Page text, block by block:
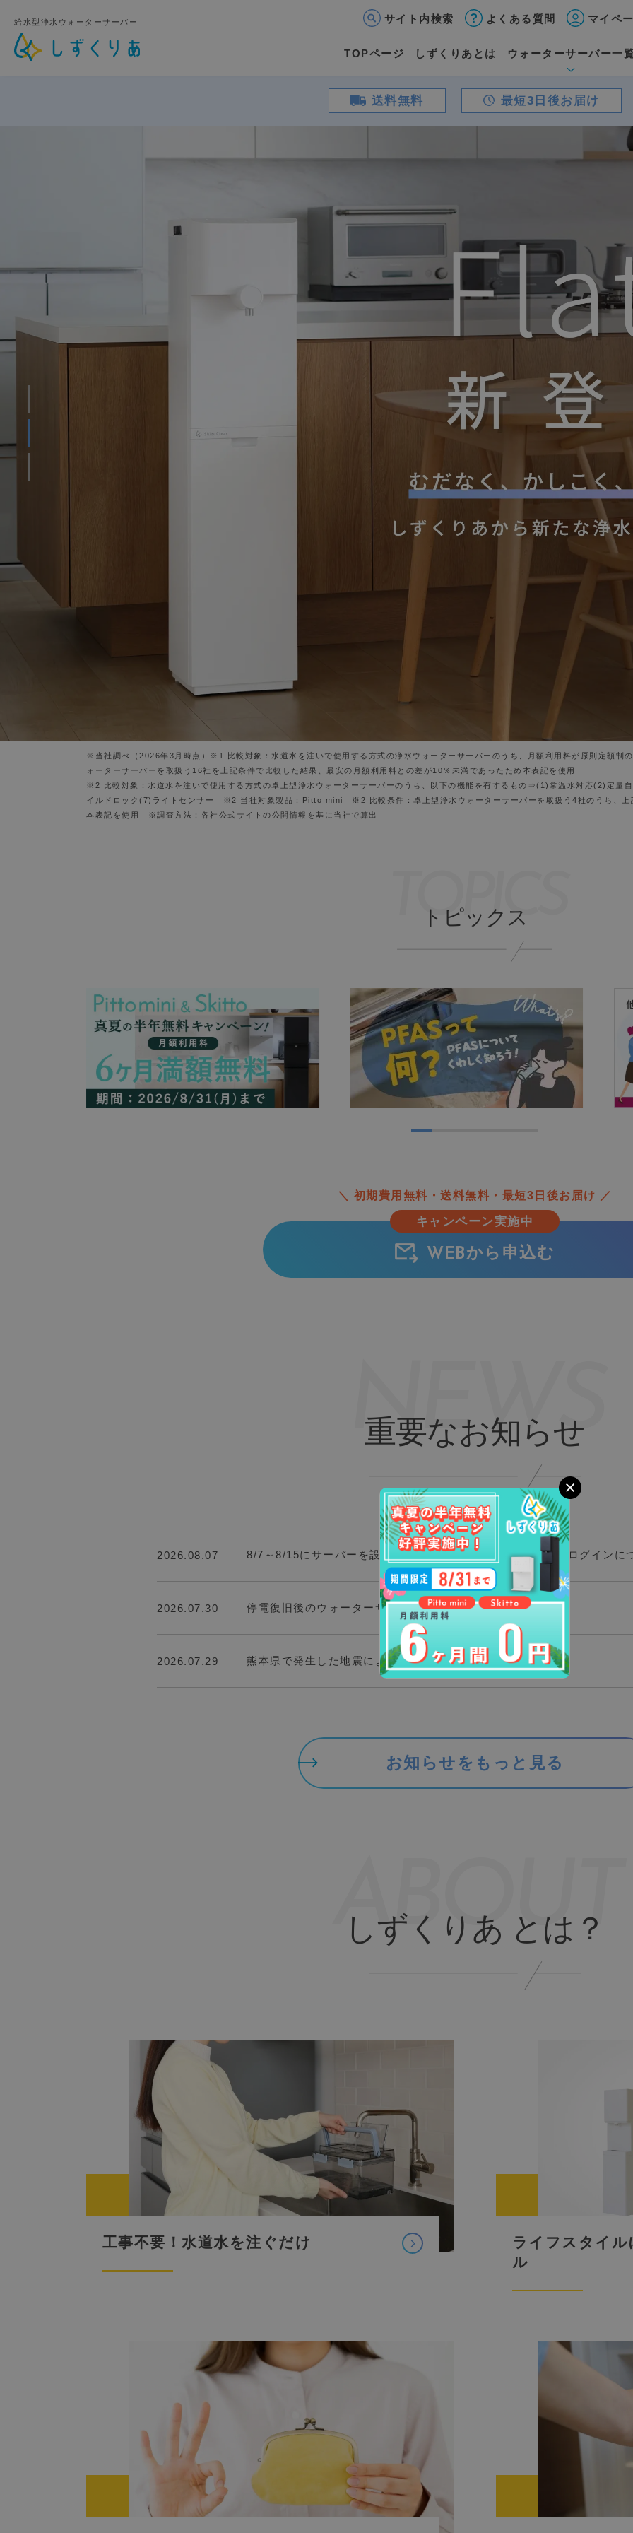
給水型浄水ウォーターサーバー サイト内検索 よくある質問 マイペ
TOPページ しずくりあとは ウォーターサーバー一
送料無料 最短3日後お届け
※当社調べ（2026年3月時点）※1 比較対象：水道水を注いで使用する方式の浄水ウォーターサーバーのうち、月額利用料が原則定
ォーターサーバーを取扱う16社を上記条件で比較した結果、最安の月額利用料との差が10％未満であったため本表記を使用
※2 比較対象：水道水を注いで使用する方式の卓上型浄水ウォーターサーバーのうち、以下の機能を有するもの⇒(1)常温水対応(2)定量
イルドロック(7)ライトセンサー ※2 当社対象製品：Pitto mini ※2 比較条件：卓上型浄水ウォーターサーバーを取扱う4社のうち、上
本表記を使用 ※調査方法：各社公式サイトの公開情報を基に当社で算出
TOPICS
トピックス
＼ 初期費用無料・送料無料・最短3日後お届け ／
WEBから申込む
キャンペーン実施中
NEWS
重要なお知らせ
2026.08.07 8/7～8/15にサーバーを設置いただいたお客さまのマイページログインに
2026.07.30 停電復旧後のウォーターサーバー使用再開について
2026.07.29 熊本県で発生した地震によるお届け遅延について
trending_flat お知らせをもっと見る
ABOUT
しずくりあ とは？
工事不要！ 水道水を注ぐだけ ライフスタイル
ル